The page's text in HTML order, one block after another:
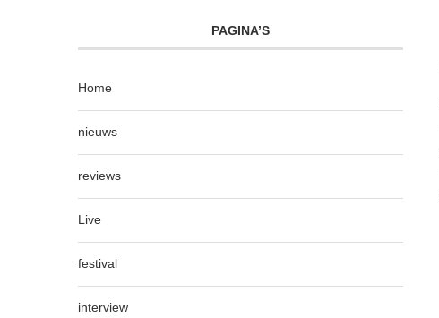
PAGINA’S
Home
nieuws
reviews
Live
festival
interview